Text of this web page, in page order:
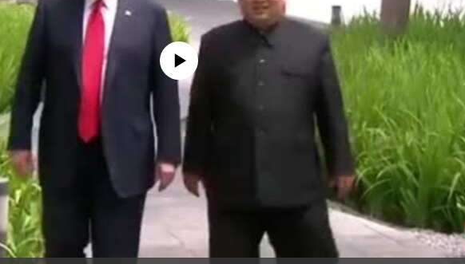
No media source currently available